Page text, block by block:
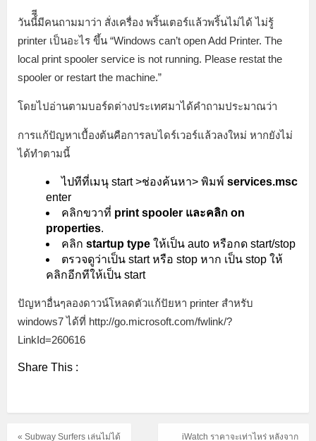
วันนี้ีีมีคนถามมาว่า สั่งเครื่อง พริ้นเตอร์แล้วพริ้นไม่ได้ ไม่รู้
printer เป็นอะไร ขึ้น “Windows can’t open Add Printer. The
local print spooler service is not running. Please restat the
spooler or restart the machine.”
โดยไปอ่านตามบอร์ดต่างประเทศมาได้คำถามประมาณว่า
การแก้ปัญหาเบื้องต้นคือการลบไดร์เวอร์แล้วลงใหม่ หากยังไม่
ได้ทำตามนี้
ไปทีที่เมนุ start >ช่องค้นหา> พิมพ์ services.msc
enter
คลิกขวาที่ print spooler และคลิก on
properties.
คลิก startup type ให้เป็น auto หรือกด start/stop
ตรวจดูว่าเป็น start หรือ stop หาก เป็น stop ให้
คลิกอีกทีให้เป็น start
ปัญหาอื่นๆลองดาวน์โหลดตัวแก้ปัยหา printer สำหรับ
windows7 ได้ที่ http://go.microsoft.com/fwlink/?
LinkId=260616
Share This :
iWatch ราคาจะเท่าไหร่ หลังจาก
« Subway Surfers เล่นไม่ได้